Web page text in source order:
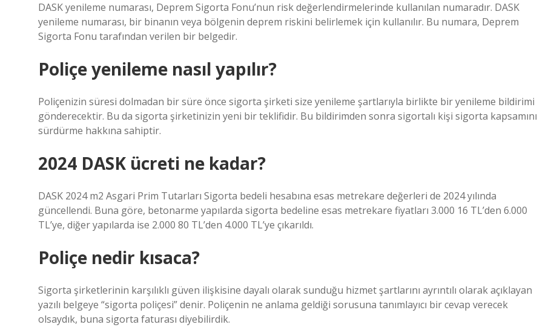
DASK yenileme numarası, Deprem Sigorta Fonu’nun risk değerlendirmelerinde kullanılan numaradır. DASK
yenileme numarası, bir binanın veya bölgenin deprem riskini belirlemek için kullanılır. Bu numara, Deprem
Sigorta Fonu tarafından verilen bir belgedir.
Poliçe yenileme nasıl yapılır?
Poliçenizin süresi dolmadan bir süre önce sigorta şirketi size yenileme şartlarıyla birlikte bir yenileme bildirimi
gönderecektir. Bu da sigorta şirketinizin yeni bir teklifidir. Bu bildirimden sonra sigortalı kişi sigorta kapsamını
sürdürme hakkına sahiptir.
2024 DASK ücreti ne kadar?
DASK 2024 m2 Asgari Prim Tutarları Sigorta bedeli hesabına esas metrekare değerleri de 2024 yılında
güncellendi. Buna göre, betonarme yapılarda sigorta bedeline esas metrekare fiyatları 3.000 16 TL’den 6.000
TL’ye, diğer yapılarda ise 2.000 80 TL’den 4.000 TL’ye çıkarıldı.
Poliçe nedir kısaca?
Sigorta şirketlerinin karşılıklı güven ilişkisine dayalı olarak sunduğu hizmet şartlarını ayrıntılı olarak açıklayan
yazılı belgeye “sigorta poliçesi” denir. Poliçenin ne anlama geldiği sorusuna tanımlayıcı bir cevap verecek
olsaydık, buna sigorta faturası diyebilirdik.